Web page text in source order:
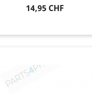
Prezzo
14,95 CHF